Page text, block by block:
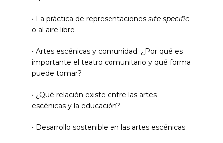
• La práctica de representaciones site specific
o al aire libre
• Artes escénicas y comunidad. ¿Por qué es
importante el teatro comunitario y qué forma
puede tomar?
• ¿Qué relación existe entre las artes
escénicas y la educación?
• Desarrollo sostenible en las artes escénicas